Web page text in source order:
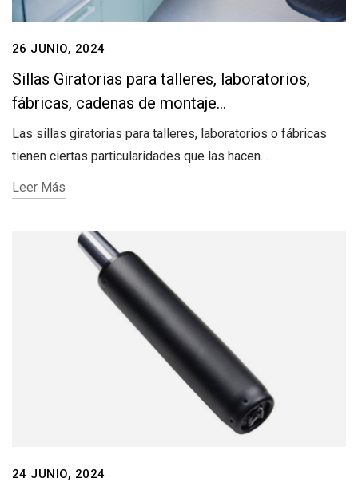
26 JUNIO, 2024
Sillas Giratorias para talleres, laboratorios,
fábricas, cadenas de montaje…
Las sillas giratorias para talleres, laboratorios o fábricas
tienen ciertas particularidades que las hacen…
Leer Más
24 JUNIO, 2024